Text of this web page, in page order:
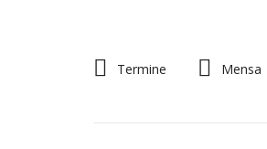
Termine Mensa